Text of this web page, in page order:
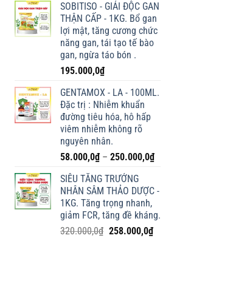
SOBITISO - GIẢI ĐỘC GAN
THẬN CẤP - 1KG. Bổ gan
lợi mật, tăng cương chức
năng gan, tái tạo tế bào
gan, ngừa táo bón .
195.000,0₫
GENTAMOX - LA - 100ML.
Đặc trị : Nhiễm khuẩn
đường tiêu hóa, hô hấp
viêm nhiễm không rõ
nguyên nhân.
58.000,0₫ – 250.000,0₫Khoảng
58.000,0₫
250.000,0₫
SIÊU TĂNG TRƯỞNG
NHÂN SÂM THẢO DƯỢC -
1KG. Tăng trọng nhanh,
giảm FCR, tăng đề kháng.
320.000,0₫ Giá
258.000,0₫Giá